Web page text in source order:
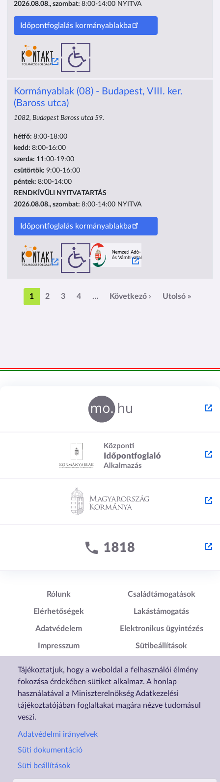
Tájékoztatjuk, hogy a weboldal a felhasználói élmény
fokozása érdekében sütiket alkalmaz. A honlap
használatával a Miniszterelnökség Adatkezelési
tájékoztatójában foglaltakat magára nézve tudomásul
veszi.
Adatvédelmi irányelvek
Süti dokumentáció
Süti beállítások
2026.08.08., szombat: 8:00-14:00 NYITVA
Időpontfoglalás kormányablakba
Kormányablak (08) - Budapest, VIII. ker.
(Baross utca)
1082, Budapest Baross utca 59.
hétfő: 8:00-18:00
kedd: 8:00-16:00
szerda: 11:00-19:00
csütörtök: 9:00-16:00
péntek: 8:00-14:00
RENDKÍVÜLI NYITVATARTÁS
2026.08.08., szombat: 8:00-14:00 NYITVA
Időpontfoglalás kormányablakba
Oldalszámozás
1 2 3 4 … Következő ›Következő oldal
Utolsó »Utolsó
Lábléc1
Rólunk
Elérhetőségek
Adatvédelem
Impresszum
Nyilatkozat
Lábléc2
Családtámogatások
Lakástámogatás
Elektronikus ügyintézés
Sütibeállítások